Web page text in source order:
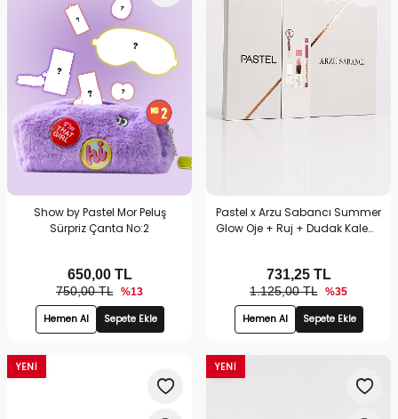
Show by Pastel Mor Peluş
Sürpriz Çanta No:2
750,00 TL %13
650,00TL
Hemen Al Sepete Ekle
Pastel x Arzu Sabancı Summer
Glow Oje + Ruj + Dudak Kalemi
1.125,00 TL %35
731,25TL
Hemen Al Sepete Ekle
YENI YENI